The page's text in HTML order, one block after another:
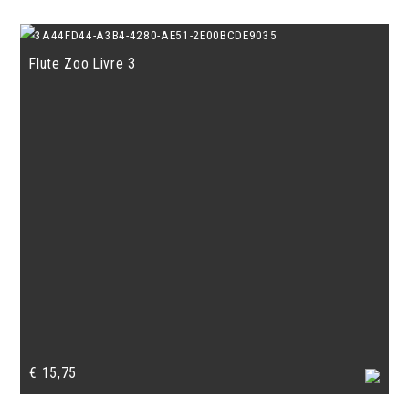
Flute Zoo Livre 3
€ 15,75